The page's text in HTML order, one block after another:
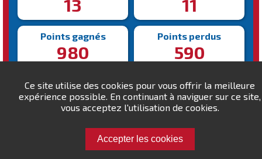
Ce site utilise des cookies pour vous offrir la meilleure
expérience possible. En continuant à naviguer sur ce site,
vous acceptez l'utilisation de cookies.
Accepter les cookies
13 11
Points gagnés
980
Points perdus
590
Victoire la plus rapide
197s
Victoire la plus lente
379s
Défiez dk2013 !